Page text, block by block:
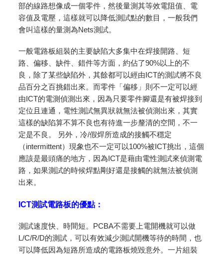
部的線路想像成一個零件，然後量測其等效電阻值、電
容值及電壓，這樣就可以降低測試點的數目，一般我們
會叫這樣的量測為Nets測試。
一般電路板組裝的主要缺陷大多集中在焊接開路、短
路、偏移、缺件、錯件等方面，約佔了90%以上的不
良，除了某些缺陷外，其餘都可以經由ICT的測試將不良
品百分之百挑錯出來。而零件「偏移」則不一定可以經
由ICT的電測偵測出來，因為只要零件腳還是有被焊接到
定位且連通，電性測試無異狀就無法被偵測出來，其實
這樣的缺陷算不算不良也有待進一步釐清的空間，不一
定是不良。 另外，冷/假焊所造成的接觸不穩定
（intermittent）現象也不一定可以100%被ICT挑出，這個
應該是最頭痛的地方，因為ICT是藉由電性測試來偵測電
路，如果測試的時候焊點剛好還是接觸的就無法被偵測
出來。
ICT測試電路板的優點：
測試速度快、時間短。PCBA不需要上電開機就可以做
L/C/R/D的測試，可以有效減少測試開機等待的時間，也
可以降低因為短路所造成的電路板燒毀意外。一片組裝